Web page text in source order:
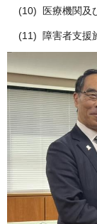
(10) 医療機関及
(11) 障害者支援